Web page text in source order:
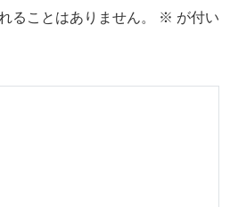
ることはありません。 ※ が付い